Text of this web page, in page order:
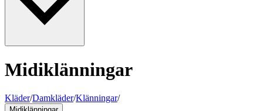
Midiklänningar
Kläder/Damkläder/Klänningar/